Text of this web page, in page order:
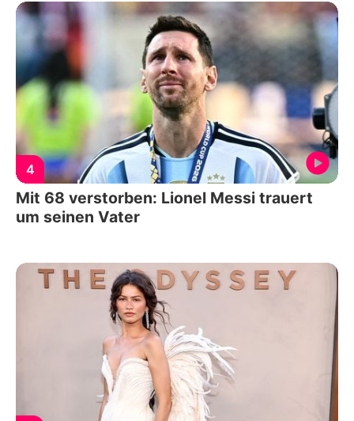
4
Mit 68 verstorben: Lionel Messi trauert
um seinen Vater